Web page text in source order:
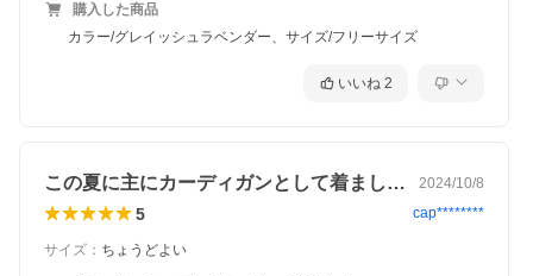
購入した商品
カラー/グレイッシュラベンダー、サイズ/フリーサイズ
いいね 2
この夏に主にカーディガンとして着ました… 2024/10/8
5 cap********
サイズ ： ちょうどよい